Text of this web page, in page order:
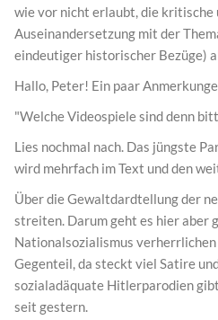
wie vor nicht erlaubt, die kritische
Auseinandersetzung mit der
eindeutiger historischer Bezüge)
Hallo, Peter! Ein paar
"Welche Videospiele sind denn
Lies nochmal nach. Das jüngste
wird mehrfach im Text und den
Über die Gewaltdardtellung der
streiten. Darum geht es hier aber
Nationalsozialismus
Gegenteil, da steckt viel Satire
sozialadäquate Hitlerparodien
seit gestern.